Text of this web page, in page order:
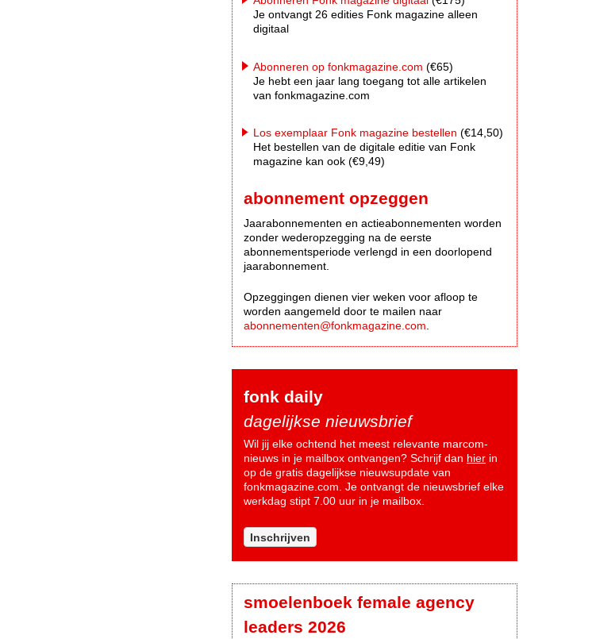
Je ontvangt 26 edities Fonk magazine alleen
digitaal
Abonneren op fonkmagazine.com (€65)
Je hebt een jaar lang toegang tot alle artikelen
van fonkmagazine.com
Los exemplaar Fonk magazine bestellen (€14,50)
Het bestellen van de digitale editie van Fonk
magazine kan ook (€9,49)
abonnement opzeggen
Jaarabonnementen en actieabonnementen worden
zonder wederopzegging na de eerste
abonnementsperiode verlengd in een doorlopend
jaarabonnement.
Opzeggingen dienen vier weken voor afloop te
worden aangemeld door te mailen naar
abonnementen@fonkmagazine.com
fonk daily
dagelijkse nieuwsbrief
Wil jij elke ochtend het meest relevante marcom-
nieuws in je mailbox ontvangen? Schrijf dan hier in
op de gratis dagelijkse nieuwsupdate van
fonkmagazine.com. Je ontvangt de nieuwsbrief elke
werkdag stipt 7.00 uur in je mailbox.
Inschrijven
smoelenboek female agency
leaders 2026